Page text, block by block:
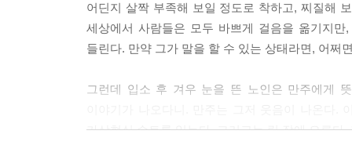
--- p.68
누구보다 일찍 일어나 아직 해가 뜨지 않은 고요
--- p.84
어딘지 살짝 부족해 보일 정도로 착하고, 찌질해
세상에서 사람들은 모두 바쁘게 걸음을 옮기지
들린다. 만약 그가 말을 할 수 있는 상태라면, 어쩌
그런데 입소 후 겨우 눈을 뜬 노인은 만주에게
가상현실 슈트를 입는다. 그러고는 링 장에 오른